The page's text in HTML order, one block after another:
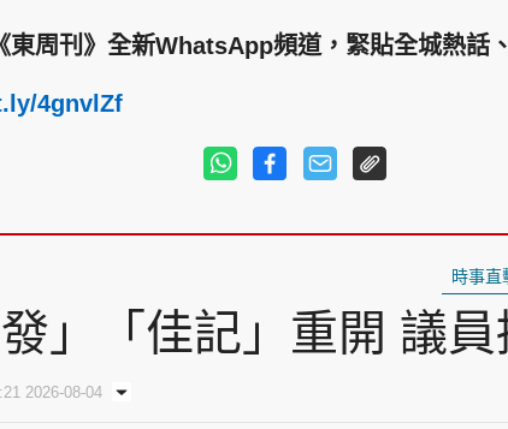
東周刊》全新WhatsApp頻道，緊貼全城熱話
4gnvlZf
時事直
發」「佳記」重開 議
2026-08-04